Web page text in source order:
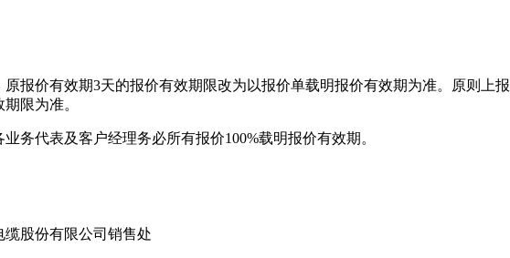
报价有效期3天的报价有效期限改为以报价单载明报价有效期为准。原则上
限为准。
务代表及客户经理务必所有报价100%载明报价有效期。
限公司销售处